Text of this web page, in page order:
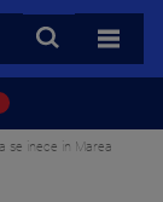
CAUTA
TOATE
se inece in Marea